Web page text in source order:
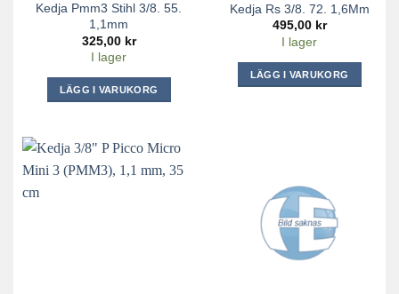
Kedja Pmm3 Stihl 3/8. 55.
1,1mm
325,00 kr
I lager
LÄGG I VARUKORG
Kedja Rs 3/8. 72. 1,6Mm
495,00 kr
I lager
LÄGG I VARUKORG